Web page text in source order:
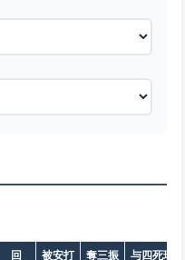
回 被安打 奪三振 与四死球